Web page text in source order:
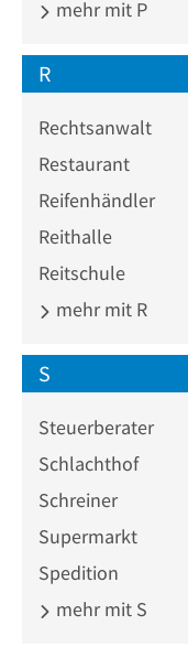
mehr mit P
R
Rechtsanwalt
Restaurant
Reifenhändler
Reithalle
Reitschule
mehr mit R
S
Steuerberater
Schlachthof
Schreiner
Supermarkt
Spedition
mehr mit S